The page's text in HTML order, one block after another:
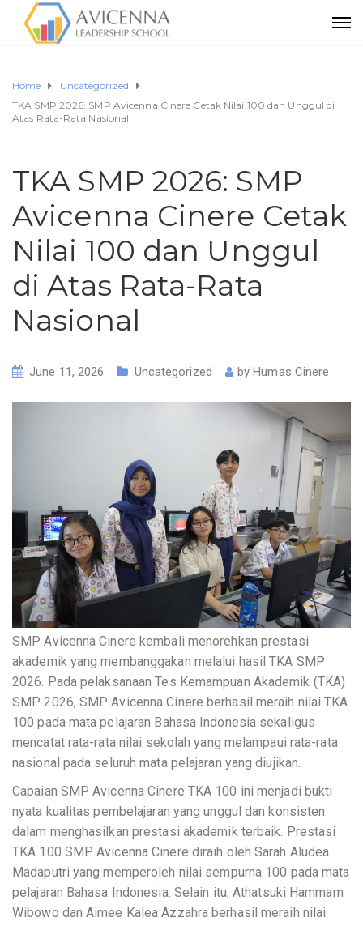
Home
Uncategorized
TKA SMP 2026: SMP Avicenna Cinere Cetak Nilai 100 dan Unggul di
Atas Rata-Rata Nasional
TKA SMP 2026: SMP
Avicenna Cinere Cetak
Nilai 100 dan Unggul
di Atas Rata-Rata
Nasional
June 11, 2026 Uncategorized byHumas Cinere
SMP Avicenna Cinere kembali menorehkan prestasi
akademik yang membanggakan melalui hasil TKA SMP
2026. Pada pelaksanaan Tes Kemampuan Akademik (TKA)
SMP 2026, SMP Avicenna Cinere berhasil meraih nilai TKA
100 pada mata pelajaran Bahasa Indonesia sekaligus
mencatat rata-rata nilai sekolah yang melampaui rata-rata
nasional pada seluruh mata pelajaran yang diujikan.
Capaian SMP Avicenna Cinere TKA 100 ini menjadi bukti
nyata kualitas pembelajaran yang unggul dan konsisten
dalam menghasilkan prestasi akademik terbaik. Prestasi
TKA 100 SMP Avicenna Cinere diraih oleh Sarah Aludea
Madaputri yang memperoleh nilai sempurna 100 pada mata
pelajaran Bahasa Indonesia. Selain itu, Athatsuki Hammam
Wibowo dan Aimee Kalea Azzahra berhasil meraih nilai